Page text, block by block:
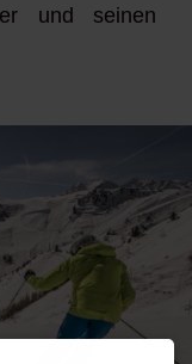
und seinen